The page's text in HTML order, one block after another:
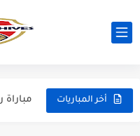
أخر المباريات مباراة